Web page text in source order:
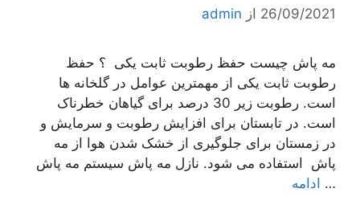
26/09/2021 از admin
مه پاش چیست حفظ رطوبت ثابت یکی ؟ حفظ
رطوبت ثابت یکی از مهمترین عوامل در گلخانه ها
است. رطوبت زیر 30 درصد برای گیاهان خطرناک
است. در تابستان برای افزایش رطوبت و سرمایش و
در زمستان برای جلوگیری از خشک شدن هوا از مه
پاش استفاده می شود. نازل مه پاش سیستم مه پاش
… ادامه